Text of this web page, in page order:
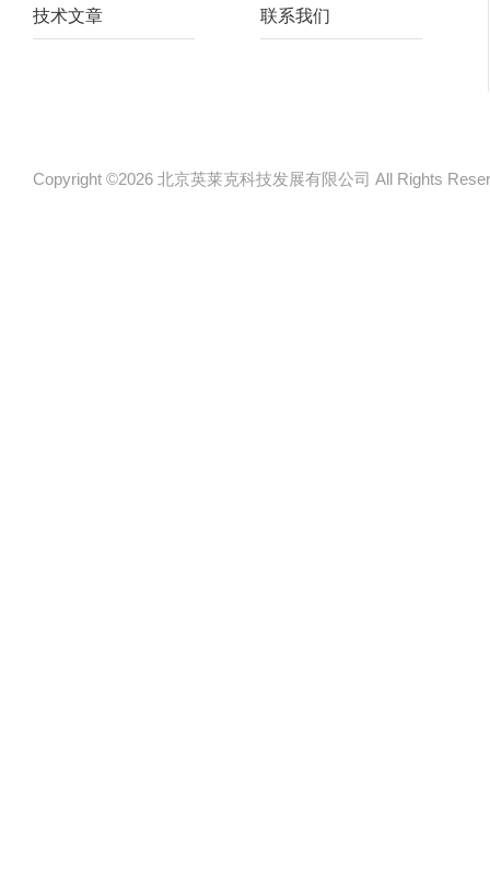
技术文章 联系我们
Copyright ©2026 北京英莱克科技发展有限公司 All Rights